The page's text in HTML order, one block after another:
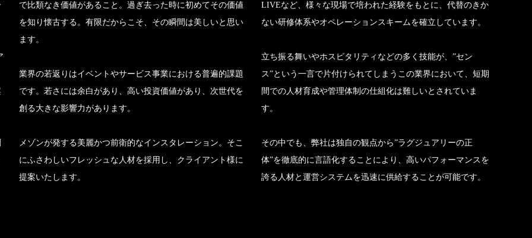
で比類なき価値があること。過ぎ去った時に初めてその価値
を知り懐古する。有限だからこそ、その瞬間は美しいと思い
ます。
業界の若返りはイベントやサービス事業における普遍的課題
です。若さには余白があり、高い投資価値があり、次世代を
創る大きな影響力があります。
メゾンが発する美麗かつ前衛的なインスタレーション。そこ
にふさわしいフレッシュな人材を採用し、クライアント様に
提案いたします。
LIVEなど、様々な現場で培われた経験をもとに、代替のきか
ない研修体系やオペレーションスキームを確立しています。
立ち振る舞いやホスピタリティなどの多く技能が、”セン
ス”という一言で片付けられてしまうこの業界において、短期
間での人材育成や管理体制の仕組化は難しいとされていま
す。
その中でも、弊社は独自の観点から”ラグジュアリーの正
体”を徹底的に言語化することにより、高いパフォーマンスを
誇る人材と運営システムを迅速に供給することが可能です。